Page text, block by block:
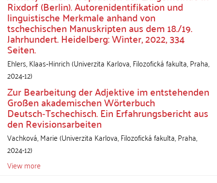
Rixdorf (Berlin). Autorenidentifikation und
linguistische Merkmale anhand von
tschechischen Manuskripten aus dem 18./19.
Jahrhundert. Heidelberg: Winter, 2022, 334
Seiten.
Ehlers, Klaas‑Hinrich(Univerzita Karlova, Filozofická fakulta,Praha,
2024-12)
Zur Bearbeitung der Adjektive im entstehenden
Großen akademischen Wörterbuch
Deutsch‑Tschechisch. Ein Erfahrungsbericht aus
den Revisionsarbeiten
Vachková, Marie(Univerzita Karlova, Filozofická fakulta,Praha,
2024-12)
View more